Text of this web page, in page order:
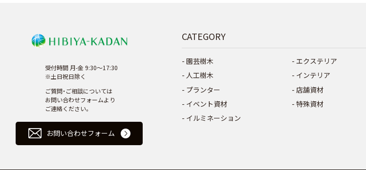
受付時間 月-金 9:30～17:30
※土日祝日除く
ご質問・ご相談については
お問い合わせフォームより
ご連絡ください。
お問い合わせフォーム
CATEGORY
園芸樹木
人工樹木
プランター
イベント資材
イルミネーション
エクステリア
インテリア
店舗資材
特殊資材